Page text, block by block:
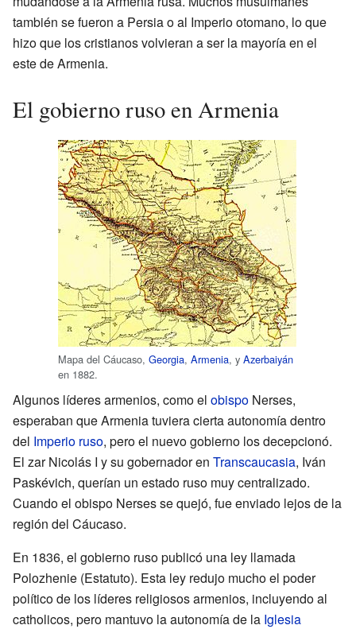
también se fueron a Persia o al Imperio otomano, lo que
hizo que los cristianos volvieran a ser la mayoría en el
este de Armenia.
El gobierno ruso en Armenia
Mapa del Cáucaso, Georgia, Armenia, y Azerbaiyán
en 1882.
Algunos líderes armenios, como el obispo Nerses,
esperaban que Armenia tuviera cierta autonomía dentro
del Imperio ruso, pero el nuevo gobierno los decepcionó.
El zar Nicolás I y su gobernador en Transcaucasia, Iván
Paskévich, querían un estado ruso muy centralizado.
Cuando el obispo Nerses se quejó, fue enviado lejos de la
región del Cáucaso.
En 1836, el gobierno ruso publicó una ley llamada
Polozhenie (Estatuto). Esta ley redujo mucho el poder
político de los líderes religiosos armenios, incluyendo al
catholicos, pero mantuvo la autonomía de la Iglesia